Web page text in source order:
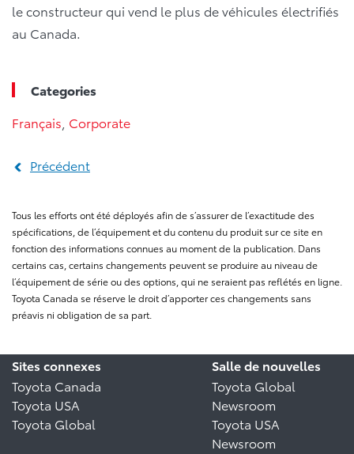
le constructeur qui vend le plus de véhicules électrifiés
au Canada.
Categories
Français Corporate
Précédent
Tous les efforts ont été déployés afin de s’assurer de l’exactitude des
spécifications, de l’équipement et du contenu du produit sur ce site en
fonction des informations connues au moment de la publication. Dans
certains cas, certains changements peuvent se produire au niveau de
l’équipement de série ou des options, qui ne seraient pas reflétés en ligne.
Toyota Canada se réserve le droit d’apporter ces changements sans
préavis ni obligation de sa part.
Sites connexes
Toyota Canada
Toyota USA
Toyota Global
Salle de nouvelles
Toyota Global
Newsroom
Toyota USA
Newsroom